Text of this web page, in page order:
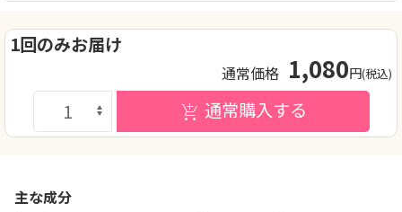
1回のみお届け
通常価格 1,080円(税込)
通常購入する
主な成分